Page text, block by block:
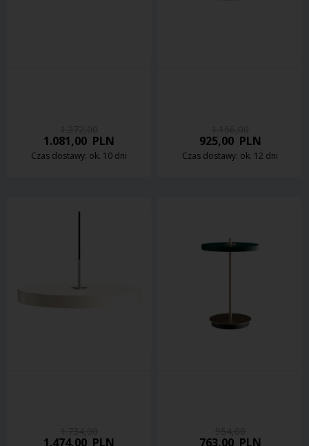
1.081,00 PLN
Czas dostawy: ok. 10 dni
925,00PLN
Czas dostawy: ok. 12 dni
1.474,00 PLN 763,00PLN